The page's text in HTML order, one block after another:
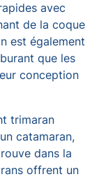
avec
de la coque
est également
que les
conception
trimaran
catamaran,
dans la
offrent un